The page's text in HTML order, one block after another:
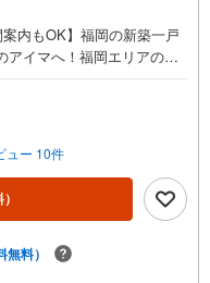
内もOK】福岡の新築一戸
アイマへ！福岡エリアの最
バックアップいたしま
2大サポート/【プロ目線
行をはじめ多数の金融機
」のプランや今注目の低
にゆとりを持たせるための
。【フットワーク軽い安心
歓迎。平日・夜間の現地案
ュー 10件
無料）